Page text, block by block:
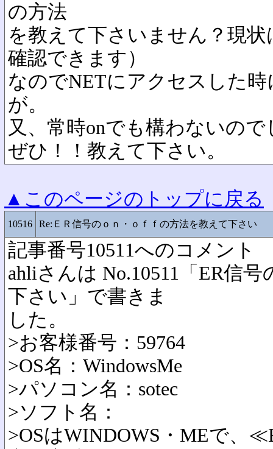
の方法
を教えて下さいません？現状
確認できます）
なのでNETにアクセスした
が。
又、常時onでも構わないの
ぜひ！！教えて下さい。
▲このページのトップに戻る
10516 Re:ＥＲ信号のｏｎ・ｏｆｆの方法を教えて下さい
記事番号10511へのコメント
ahliさんは No.10511「ER信
下さい」で書きま
した。
>お客様番号：59764
>OS名：WindowsMe
>パソコン名：sotec
>ソフト名：
>OSはWINDOWS・MEで、